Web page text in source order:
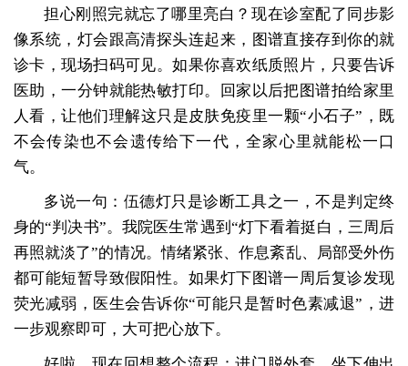
担心刚照完就忘了哪里亮白？现在诊室配了同步影
像系统，灯会跟高清探头连起来，图谱直接存到你的就
诊卡，现场扫码可见。如果你喜欢纸质照片，只要告诉
医助，一分钟就能热敏打印。回家以后把图谱拍给家里
人看，让他们理解这只是皮肤免疫里一颗“小石子”，既
不会传染也不会遗传给下一代，全家心里就能松一口
气。
多说一句：伍德灯只是诊断工具之一，不是判定终
身的“判决书”。我院医生常遇到“灯下看着挺白，三周后
再照就淡了”的情况。情绪紧张、作息紊乱、局部受外伤
都可能短暂导致假阳性。如果灯下图谱一周后复诊发现
荧光减弱，医生会告诉你“可能只是暂时色素减退”，进
一步观察即可，大可把心放下。